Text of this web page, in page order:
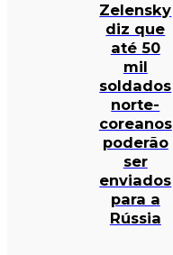
Zelensky
diz que
até 50
mil
soldados
norte-
coreanos
poderão
ser
enviados
para a
Rússia